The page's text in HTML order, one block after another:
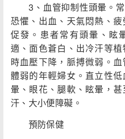
3、血管抑制性頭暈。常
恐懼、出血、天氣悶熱、
促發。患者常有頭暈、眩
適、面色蒼白、出冷汗等
時血壓下降，脈搏微弱。
體弱的年輕婦女。直立性
暈、眼花、腿軟、眩暈，
汗、大小便障礙。
預防保健